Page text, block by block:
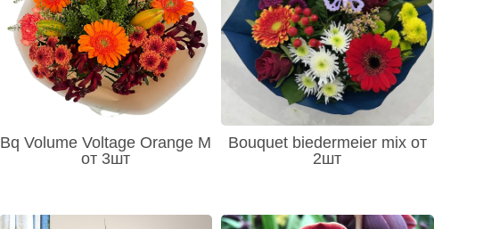
Bq Volume Voltage Orange M
от 3шт
Bouquet biedermeier mix от
2шт